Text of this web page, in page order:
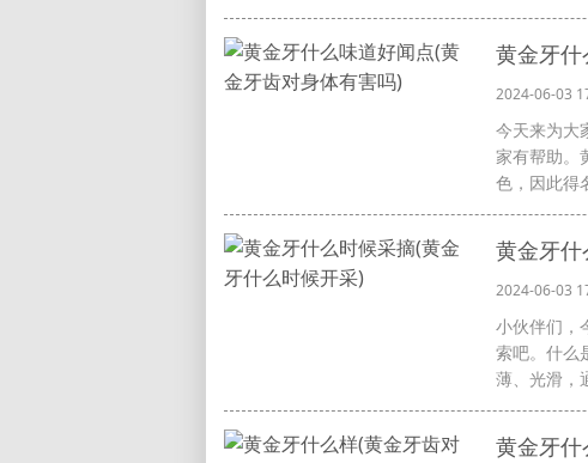
黄金牙
2024-06-03
今天来为大
家有帮助。
色，因此得
黄金牙
2024-06-03
小伙伴们，
索吧。什么
薄、光滑，
黄金牙